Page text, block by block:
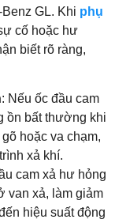
GL. Khi phụ
cố hoặc hư
biết rõ ràng,
: Nếu ốc đầu cam
ồn bất thường khi
hoặc va chạm,
xả khí.
cam xả hư hỏng
van xả, làm giảm
hiệu suất động